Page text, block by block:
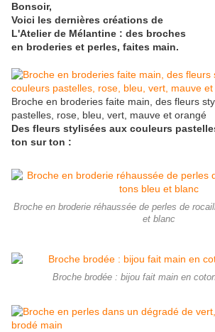
Bonsoir,
Voici les dernières créations de
L'Atelier de Mélantine : des broches
en broderies et perles, faites main.
Broche en broderies faite main, des fleurs
pastelles, rose, bleu, vert, mauve et orangé
Des fleurs stylisées aux couleurs
ton sur ton :
Broche en broderie réhaussée de perles de
et blanc
Broche brodée : bijou fait main en